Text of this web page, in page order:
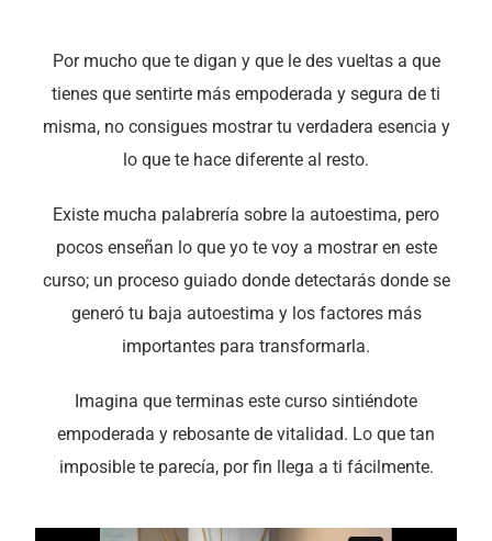
Por mucho que te digan y que le des vueltas a que
tienes que sentirte más empoderada y segura de ti
misma, no consigues mostrar tu verdadera esencia y
lo que te hace diferente al resto.
Existe mucha palabrería sobre la autoestima, pero
pocos enseñan lo que yo te voy a mostrar en este
curso; un proceso guiado donde detectarás donde se
generó tu baja autoestima y los factores más
importantes para transformarla.
Imagina que terminas este curso sintiéndote
empoderada y rebosante de vitalidad. Lo que tan
imposible te parecía, por fin llega a ti fácilmente.